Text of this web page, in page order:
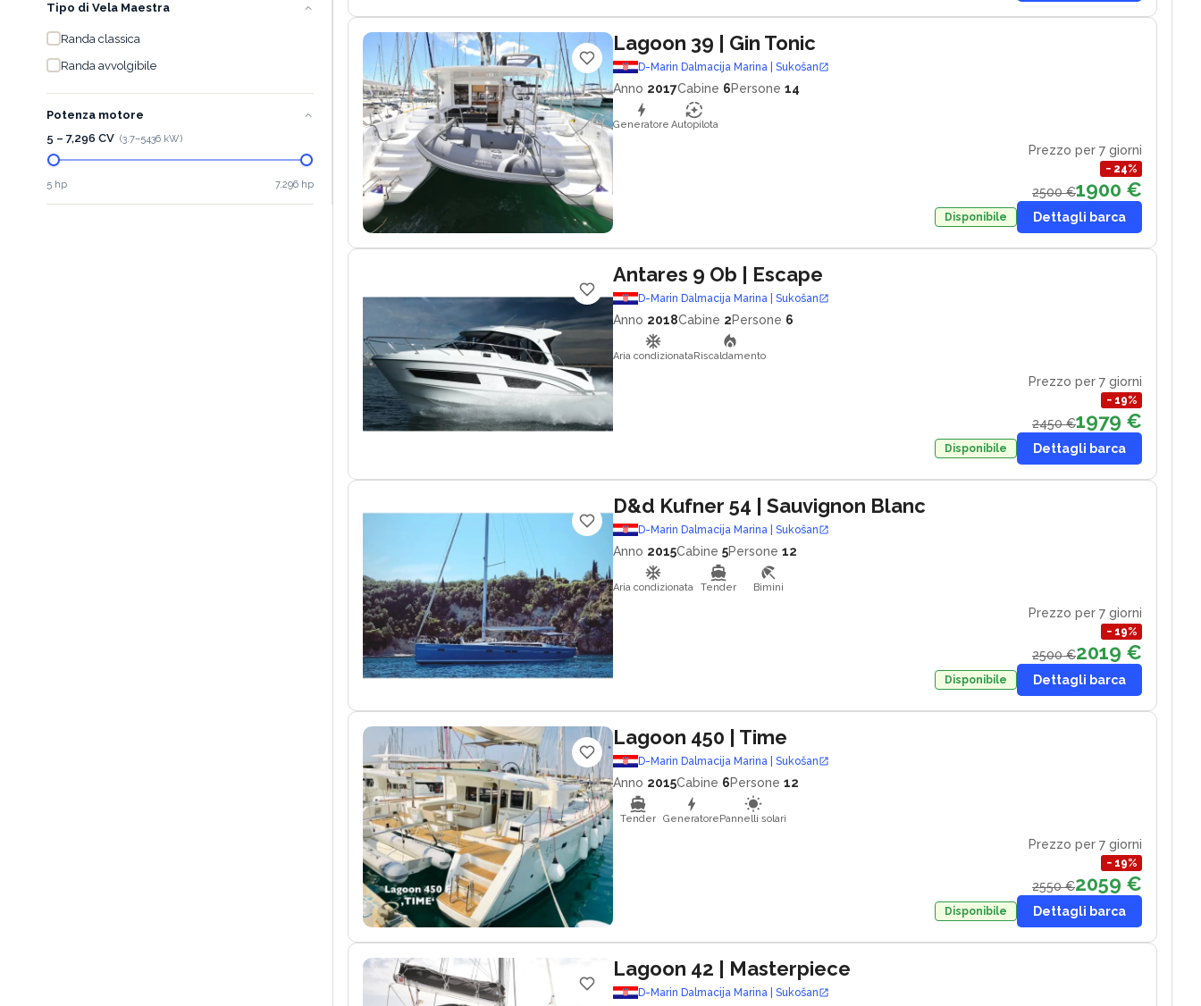
Tipo di Vela Maestra
Randa classica
Randa avvolgibile
Potenza motore
5 – 7,296 CV (3.7–5436 kW)
5 hp 7,296 hp
Lagoon 39 | Gin Tonic
D-Marin Dalmacija Marina | Sukošan
Anno 2017Cabine 6Persone 14
Generatore Autopilota
Prezzo per 7 giorni
− 24%
2500 €1900 €
Disponibile Dettagli barca
Antares 9 Ob | Escape
D-Marin Dalmacija Marina | Sukošan
Anno 2018Cabine 2Persone 6
Aria condizionataRiscaldamento
Prezzo per 7 giorni
− 19%
2450 €1979 €
Disponibile Dettagli barca
D&d Kufner 54 | Sauvignon Blanc
D-Marin Dalmacija Marina | Sukošan
Anno 2015Cabine 5Persone 12
Aria condizionata Tender Bimini
Prezzo per 7 giorni
− 19%
2500 €2019 €
Disponibile Dettagli barca
Lagoon 450 | Time
D-Marin Dalmacija Marina | Sukošan
Anno 2015Cabine 6Persone 12
Tender GeneratorePannelli solari
Prezzo per 7 giorni
− 19%
2550 €2059 €
Disponibile Dettagli barca
Lagoon 42 | Masterpiece
D-Marin Dalmacija Marina | Sukošan